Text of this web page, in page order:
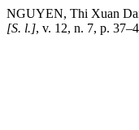
NGUYEN, Thi Xuan
[S. l.], v. 12, n. 7, p.